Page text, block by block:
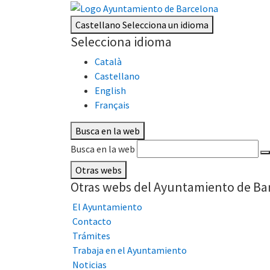
Castellano Selecciona un idioma
Selecciona idioma
Català
Castellano
English
Français
Busca en la web
Busca en la web
Otras webs
Otras webs del Ayuntamiento de
El Ayuntamiento
Contacto
Trámites
Trabaja en el Ayuntamiento
Noticias